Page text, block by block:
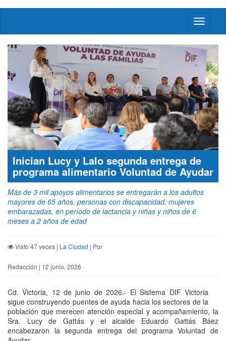
Activar/
menú
Inician Lucy y Lalo segunda entrega de
programa alimentario Voluntad de Ayudar
Más de 3 mil apoyos alimentarios se entregarán a los adultos
mayores de 65 años, personas con discapacidad, mujeres
embarazadas, en período de lactancia y niñas y niños de 6
meses a 2 años de edad
Visto 47 veces | La Ciudad | Por
Redacción | 12 junio, 2026
Cd. Victoria, 12 de junio de 2026.- El Sistema DIF Victoria
sigue construyendo puentes de ayuda hacia los sectores de la
población que merecen atención especial y acompañamiento, la
Sra. Lucy de Gattás y el alcalde Eduardo Gattás Báez
encabezaron la segunda entrega del programa Voluntad de